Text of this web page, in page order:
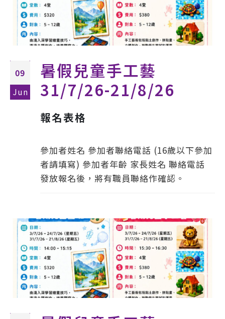
09
Jun
暑假兒童手工藝
31/7/26-21/8/26
報名表格
參加者姓名 參加者聯絡電話 (16歲以下參加
者請填寫) 參加者年齡 家長姓名 聯絡電話
發放報名後，將有職員聯絡作確認。